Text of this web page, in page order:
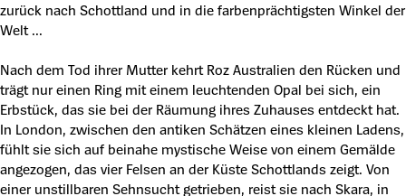
zurück nach Schottland und in die farbenprächtigsten Winkel der
Welt ...
Nach dem Tod ihrer Mutter kehrt Roz Australien den Rücken und
trägt nur einen Ring mit einem leuchtenden Opal bei sich, ein
Erbstück, das sie bei der Räumung ihres Zuhauses entdeckt hat.
In London, zwischen den antiken Schätzen eines kleinen Ladens,
fühlt sie sich auf beinahe mystische Weise von einem Gemälde
angezogen, das vier Felsen an der Küste Schottlands zeigt. Von
einer unstillbaren Sehnsucht getrieben, reist sie nach Skara, in